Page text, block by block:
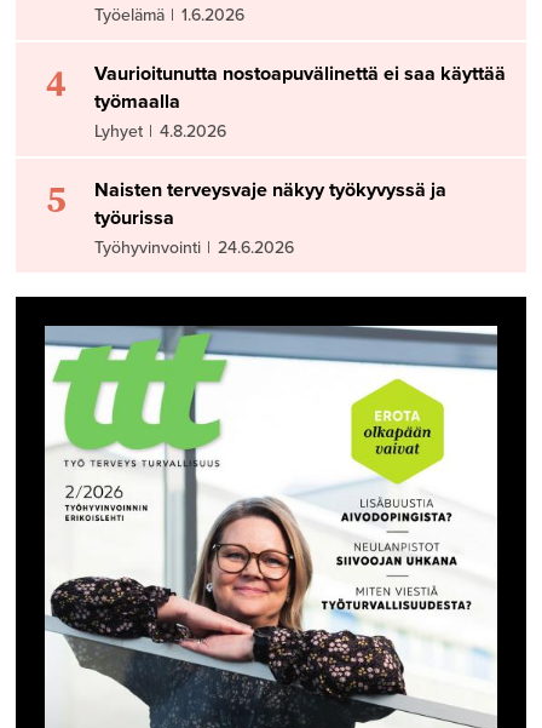
Työelämä | 1.6.2026
4
Vaurioitunutta nostoapuvälinettä ei saa käyttää
työmaalla
Lyhyet | 4.8.2026
5
Naisten terveysvaje näkyy työkyvyssä ja
työurissa
Työhyvinvointi | 24.6.2026